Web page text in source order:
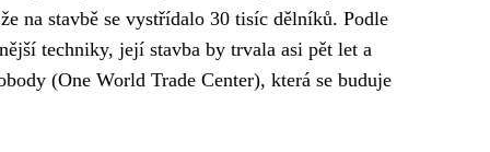
na stavbě se vystřídalo 30 tisíc dělníků. Podle
techniky, její stavba by trvala asi pět let a
(One World Trade Center), která se buduje